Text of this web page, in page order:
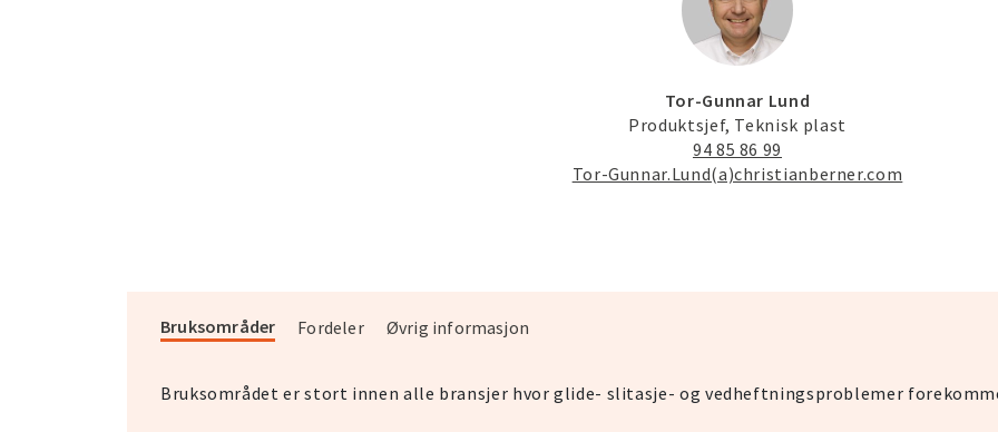
Tor-Gunnar Lund
Produktsjef, Teknisk plast
94 85 86 99
Tor-Gunnar.Lund(a)christianberner.com
Bruksområder Fordeler Øvrig informasjon
Bruksområdet er stort innen alle bransjer hvor glide- slitasje- og vedheftningsproblemer